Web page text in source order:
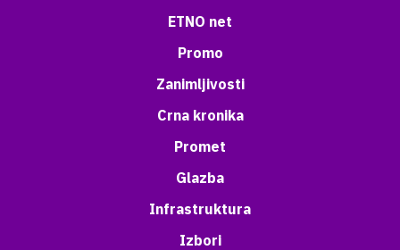
ETNO net
Promo
Zanimljivosti
Crna kronika
Promet
Glazba
Infrastruktura
Izbori